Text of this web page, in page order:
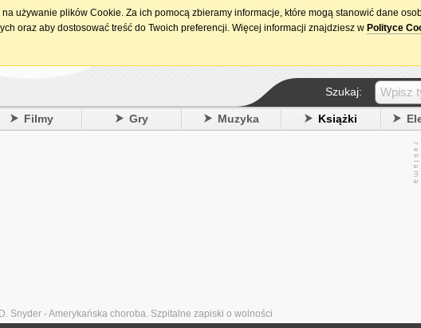
15. urodziny DataPremiery.pl
Szukaj:
Filmy Gry Muzyka Książki
Snyder - Amerykańska choroba. Szpitalne zapiski o wolności
używanie plików Cookie. Za ich pomocą zbieramy informacje, które mogą stanowić dane
oraz aby dostosować treść do Twoich preferencji. Więcej informacji znajdziesz w Polityce